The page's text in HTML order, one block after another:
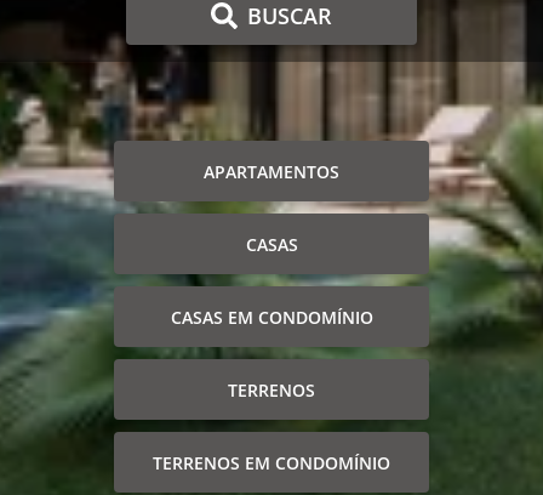
BUSCAR
APARTAMENTOS
CASAS
CASAS EM CONDOMÍNIO
TERRENOS
TERRENOS EM CONDOMÍNIO